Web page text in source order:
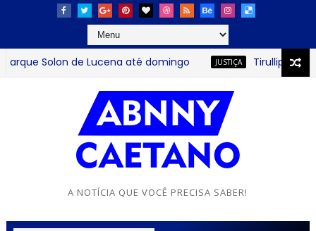
Solon de Lucena até domingo JUSTIÇA Tirullipa é
A NOTÍCIA QUE VOCÊ PRECISA SABER!